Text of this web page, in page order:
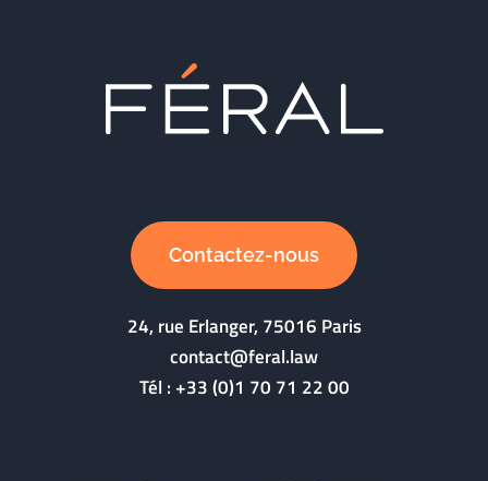
Contactez-nous
24, rue Erlanger, 75016 Paris
contact@feral.law
Tél :+33 (0)1 70 71 22 00